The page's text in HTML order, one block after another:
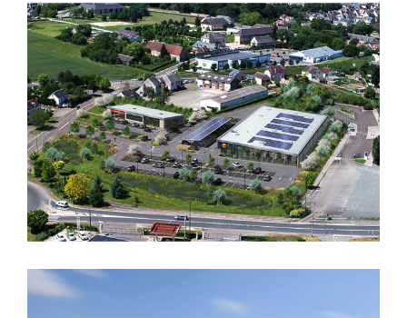
CONSTRUCTION D’UN
SUPERMARCHE « LIDL »